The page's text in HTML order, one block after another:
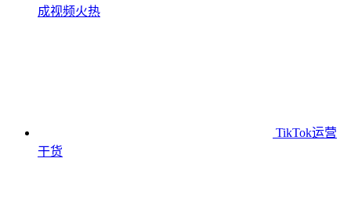
成视频火热
TikTok运营
干货